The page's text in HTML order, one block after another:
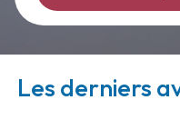
Les derniers